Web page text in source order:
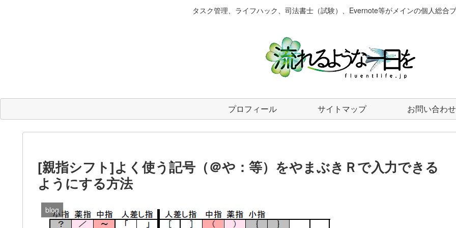
タスク管理、ライフハック、司法書士（試験）、Evernote等がメインの個人総合ブ
プロフィール サイトマップ お問い合わせ
[親指シフト]よく使う記号（＠や：等）をやまぶきＲで入力できる
ようにする方法
blog